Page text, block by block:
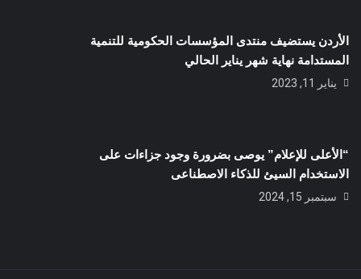
الأردن يستضيف منتدى المؤسسات الحكومية للتنمية
المستدامة نهاية شهر يناير الحالي
يناير 11, 2023
“الأعلى للإعلام” يوصى بضرورة وجود جزاءات على
الاستخدام السيئ للذكاء الاصطناعى
سبتمبر 15, 2024